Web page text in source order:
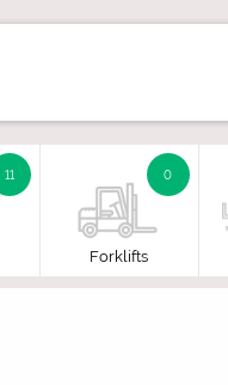
11 0
Forklifts